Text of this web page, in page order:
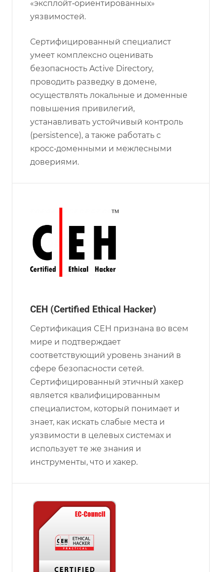
«эксплойт‑ориентированных»
уязвимостей.
Сертифицированный специалист
умеет комплексно оценивать
безопасность Active Directory,
проводить разведку в домене,
осуществлять локальные и доменные
повышения привилегий,
устанавливать устойчивый контроль
(persistence), а также работать с
кросс‑доменными и межлесными
довериями.
CEH (Certified Ethical Hacker)
Сертификация CEH признана во всем
мире и подтверждает
соответствующий уровень знаний в
сфере безопасности сетей.
Сертифицированный этичный хакер
является квалифицированным
специалистом, который понимает и
знает, как искать слабые места и
уязвимости в целевых системах и
использует те же знания и
инструменты, что и хакер.